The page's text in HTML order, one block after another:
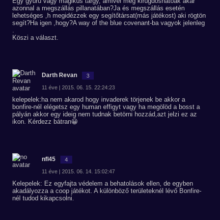
azonnal a megszállás pillanatában?Ja és megszállás esetén
lehetséges ,h megidézzek egy segítőtársat(más játékost) aki rögtön
segít?Ha igen ,hogy?A way of the blue covenant-ba vagyok jelenleg
.
Köszi a választ.
Darth Revan 3
11 éve | 2015. 06. 15. 22:24:23
kelepelek:ha nem akarod hogy invaderek törjenek be akkor a
bonfire-nél elégetsz egy human effigyt vagy ha megölöd a bosst a
pályán akkor egy ideig nem tudnak betörni hozzád,azt jelzi ez az
ikon. Kérdezz bátran😀
nfl45 4
11 éve | 2015. 06. 14. 15:02:47
Kelepelek: Ez egyfajta védelem a behatolások ellen, de egyben
akadályozza a coop játékot. A különböző területeknél lévő Bonfire-
nél tudod kikapcsolni.